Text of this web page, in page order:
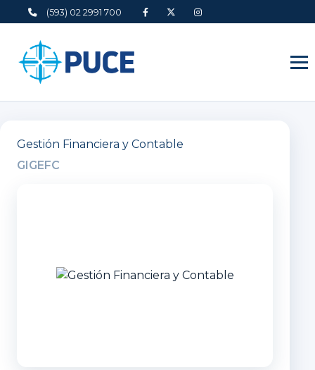
(593) 02 2991 700
Gestión Financiera y Contable
GIGEFC